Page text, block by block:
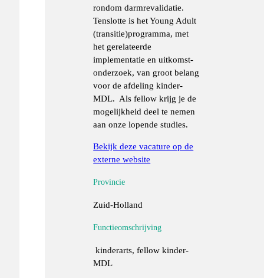
rondom darmrevalidatie.
Tenslotte is het Young Adult
(transitie)programma, met
het gerelateerde
implementatie en uitkomst-
onderzoek, van groot belang
voor de afdeling kinder-
MDL. Als fellow krijg je de
mogelijkheid deel te nemen
aan onze lopende studies.
Bekijk deze vacature op de
externe website
Provincie
Zuid-Holland
Functieomschrijving
kinderarts, fellow kinder-
MDL